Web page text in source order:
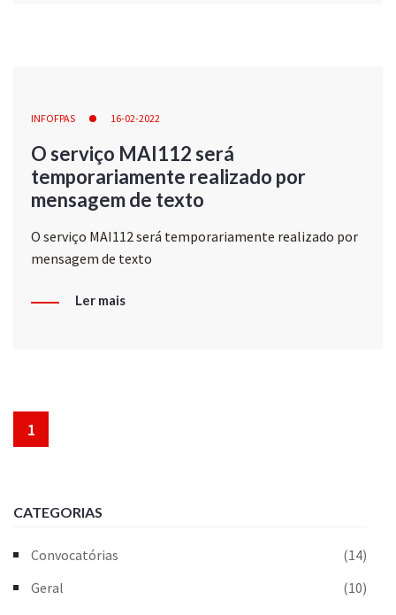
INFOFPAS 16-02-2022
O serviço MAI112 será
temporariamente realizado por
mensagem de texto
O serviço MAI112 será temporariamente realizado por
mensagem de texto
Ler mais
1
CATEGORIAS
Convocatórias
(14)
Geral
(10)